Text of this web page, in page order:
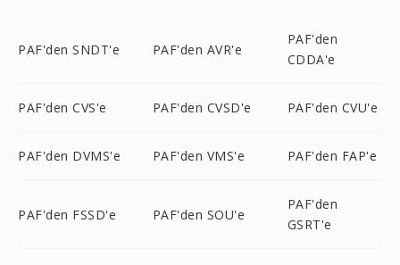
PAF'den SNDT'e PAF'den AVR'e
PAF'den
CDDA'e
PAF'den CVS'e PAF'den CVSD'e PAF'den CVU'e
PAF'den DVMS'e PAF'den VMS'e PAF'den FAP'e
PAF'den FSSD'e PAF'den SOU'e
PAF'den
GSRT'e